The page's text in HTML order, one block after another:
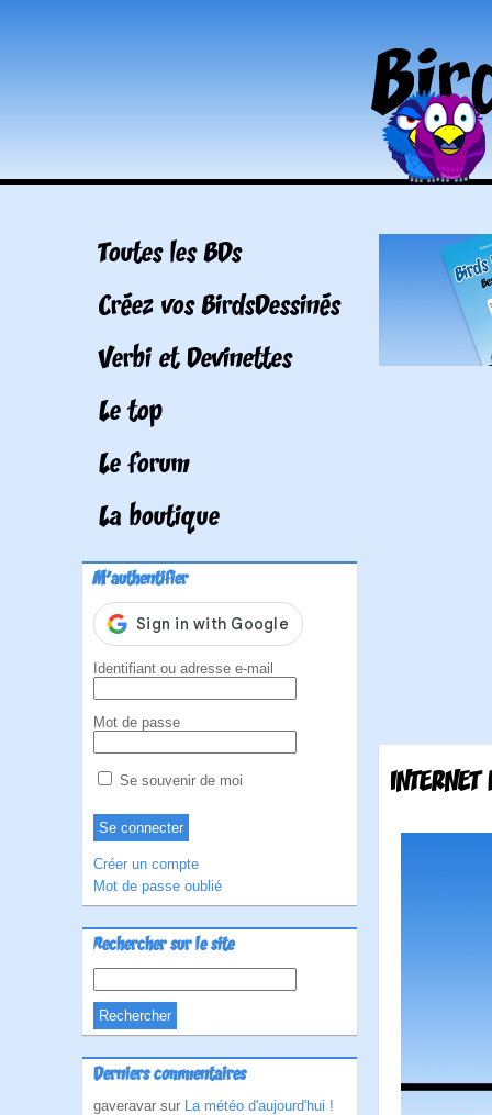
Toutes les BDs
Créez vos BirdsDessinés
Verbi et Devinettes
Le top
Le forum
La boutique
M'authentifier
Identifiant ou adresse e-mail
Mot de passe
Se souvenir de moi
Créer un compte
Mot de passe oublié
Rechercher sur le site
Derniers commentaires
gaveravar sur La météo d'aujourd'hui !
INTERNET